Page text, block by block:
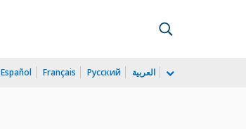
Español Français Русский العربية